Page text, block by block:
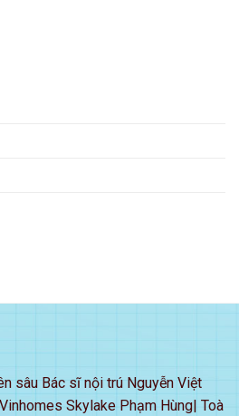
sâu Bác sĩ nội trú Nguyễn Việt
Skylake Phạm Hùng| Toà